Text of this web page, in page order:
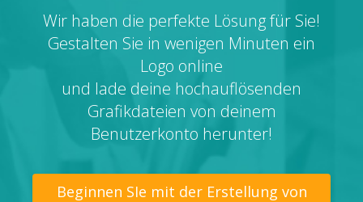
Druckprodukte
Über
Wir haben die perfekte Lösung für Sie!
Gestalten Sie in wenigen Minuten ein
Logo online
und lade deine hochauflösenden
Grafikdateien von deinem
Benutzerkonto herunter!
Beginnen SIe mit der Erstellung von